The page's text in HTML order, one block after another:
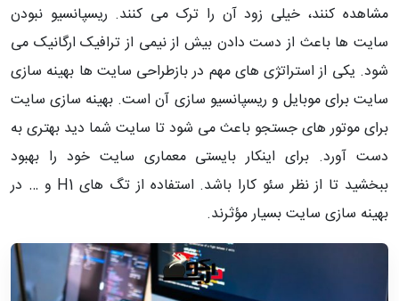
مشاهده کنند، خیلی زود آن را ترک می کنند. ریسپانسیو نبودن
سایت ها باعث از دست دادن بیش از نیمی از ترافیک ارگانیک می
شود. یکی از استراتژی های مهم در بازطراحی سایت ها بهینه سازی
سایت برای موبایل و ریسپانسیو سازی آن است. بهینه سازی سایت
برای موتور های جستجو باعث می شود تا سایت شما دید بهتری به
دست آورد. برای اینکار بایستی معماری سایت خود را بهبود
ببخشید تا از نظر سئو کارا باشد. استفاده از تگ های H1 و … در
بهینه سازی سایت بسیار مؤثرند.